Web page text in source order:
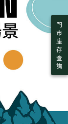
門
市
庫
存
查
詢